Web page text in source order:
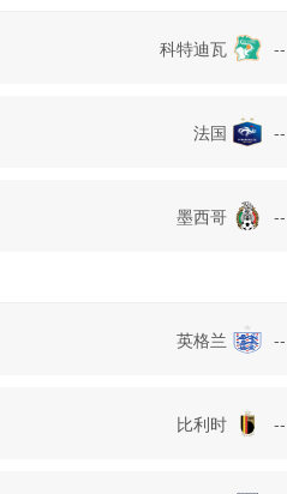
科特迪瓦 --
法国 --
墨西哥 --
英格兰 --
比利时 --